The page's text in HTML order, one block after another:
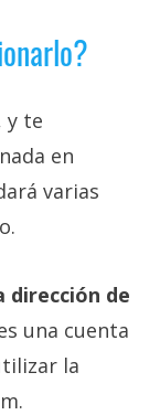
y te
en
varias
dirección de
una cuenta
la